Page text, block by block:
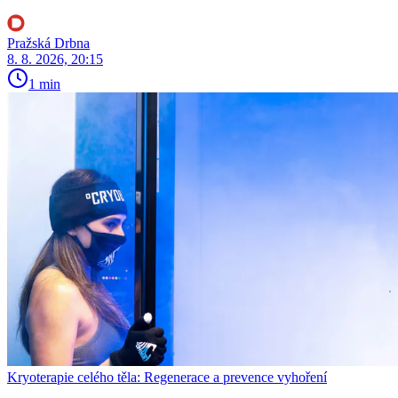
Pražská Drbna
8. 8. 2026, 20:15
1 min
Kryoterapie celého těla: Regenerace a prevence vyhoření